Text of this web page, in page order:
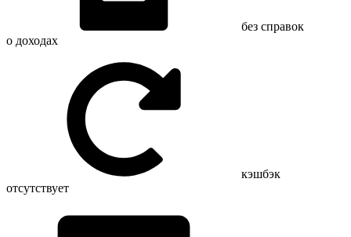
без справок
о доходах
кэшбэк
отсутствует